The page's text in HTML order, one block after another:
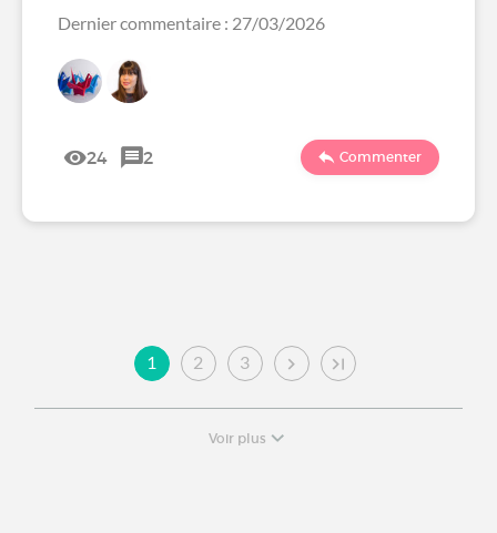
Dernier commentaire : 27/03/2026
24 2 Commenter
1 2 3
Voir plus